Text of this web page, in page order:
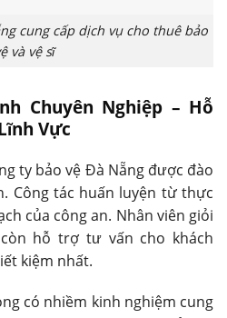
cung cấp dịch vụ cho thuê bảo
và vệ sĩ
Chuyên Nghiệp – Hỗ
Vực
ty bảo vệ Đà Nẵng được đào
Công tác huấn luyện từ thực
của công an. Nhân viên giỏi
hỗ trợ tư vấn cho khách
kiệm nhất.
có nhiềm kinh nghiệm cung